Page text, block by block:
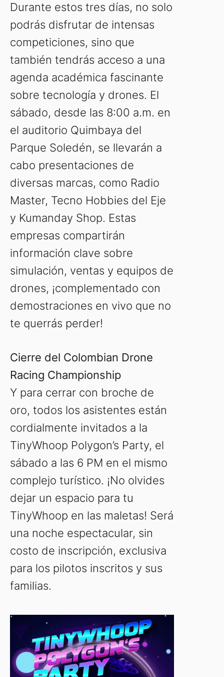
Durante estos tres días, no solo
podrás disfrutar de intensas
competiciones, sino que
también tendrás acceso a una
agenda académica fascinante
sobre tecnología y drones. El
sábado, desde las 8:00 a.m. en
el auditorio Quimbaya del
Parque Soledén, se llevarán a
cabo presentaciones de
diversas marcas, como Radio
Master, Tecno Hobbies del Eje
y Kumanday Shop. Estas
empresas compartirán
información clave sobre
simulación, ventas y equipos de
drones, ¡complementado con
demostraciones en vivo que no
te querrás perder!
Cierre del Colombian Drone
Racing Championship
Y para cerrar con broche de
oro, todos los asistentes están
cordialmente invitados a la
TinyWhoop Polygon’s Party, el
sábado a las 6 PM en el mismo
complejo turístico. ¡No olvides
dejar un espacio para tu
TinyWhoop en las maletas! Será
una noche espectacular, sin
costo de inscripción, exclusiva
para los pilotos inscritos y sus
familias.